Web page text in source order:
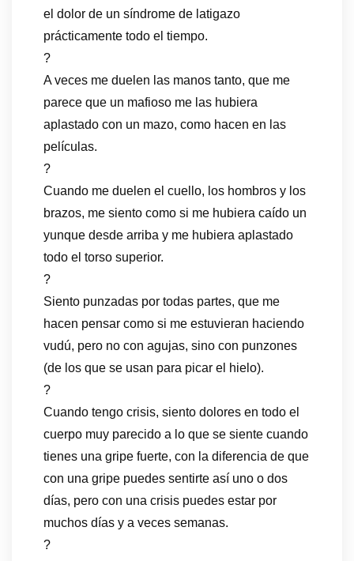
el dolor de un síndrome de latigazo
prácticamente todo el tiempo.
?
A veces me duelen las manos tanto, que me
parece que un mafioso me las hubiera
aplastado con un mazo, como hacen en las
películas.
?
Cuando me duelen el cuello, los hombros y los
brazos, me siento como si me hubiera caído un
yunque desde arriba y me hubiera aplastado
todo el torso superior.
?
Siento punzadas por todas partes, que me
hacen pensar como si me estuvieran haciendo
vudú, pero no con agujas, sino con punzones
(de los que se usan para picar el hielo).
?
Cuando tengo crisis, siento dolores en todo el
cuerpo muy parecido a lo que se siente cuando
tienes una gripe fuerte, con la diferencia de que
con una gripe puedes sentirte así uno o dos
días, pero con una crisis puedes estar por
muchos días y a veces semanas.
?